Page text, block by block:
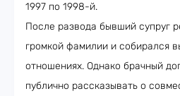
1997 по 1998-й.
После развода бывший супруг
громкой фамилии и собирался
отношениях. Однако брачный
публично рассказывать о